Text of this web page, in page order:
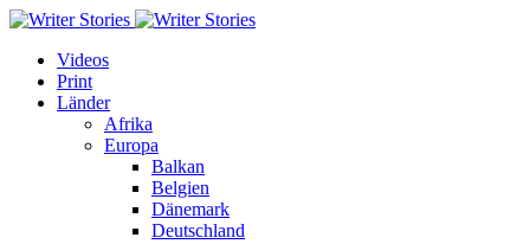
Videos
Print
Länder
Afrika
Europa
Balkan
Belgien
Dänemark
Deutschland